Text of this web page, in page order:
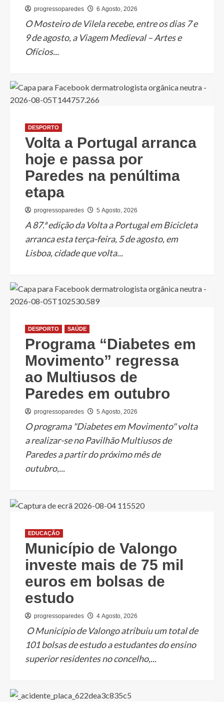
progressoparedes 6 Agosto, 2026
O Mosteiro de Vilela recebe, entre os dias 7 e
9 de agosto, a Viagem Medieval – Artes e
Ofícios...
DESPORTO
Volta a Portugal arranca
hoje e passa por
Paredes na penúltima
etapa
progressoparedes 5 Agosto, 2026
A 87.ª edição da Volta a Portugal em Bicicleta
arranca esta terça-feira, 5 de agosto, em
Lisboa, cidade que volta...
DESPORTO SAÚDE
Programa “Diabetes em
Movimento” regressa
ao Multiusos de
Paredes em outubro
progressoparedes 5 Agosto, 2026
O programa "Diabetes em Movimento" volta
a realizar-se no Pavilhão Multiusos de
Paredes a partir do próximo mês de
outubro,...
EDUCAÇÃO
Município de Valongo
investe mais de 75 mil
euros em bolsas de
estudo
progressoparedes 4 Agosto, 2026
O Município de Valongo atribuiu um total de
101 bolsas de estudo a estudantes do ensino
superior residentes no concelho,...